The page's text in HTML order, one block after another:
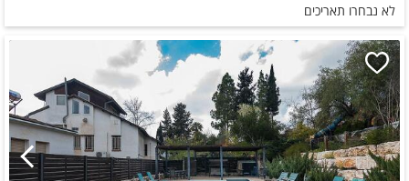
לא נבחרו תאריכים